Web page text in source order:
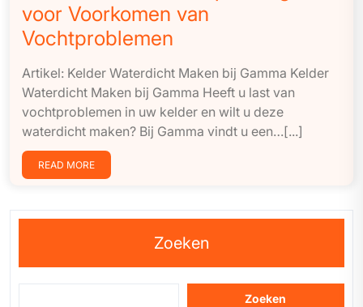
voor Voorkomen van
Vochtproblemen
Artikel: Kelder Waterdicht Maken bij Gamma Kelder
Waterdicht Maken bij Gamma Heeft u last van
vochtproblemen in uw kelder en wilt u deze
waterdicht maken? Bij Gamma vindt u een…[...]
READ MORE
Zoeken
Zoeken